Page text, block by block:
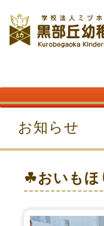
神奈川県平塚市の「学校法人
な住宅街にある
to
content
お知らせ
☘おいもほ